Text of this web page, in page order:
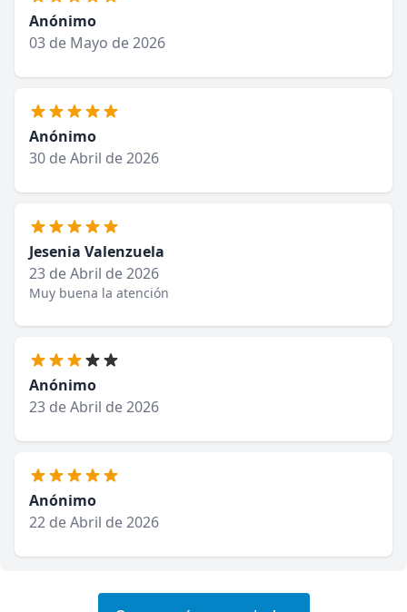
Anónimo
03 de Mayo de 2026
Anónimo
30 de Abril de 2026
Jesenia Valenzuela
23 de Abril de 2026
Muy buena la atención
Anónimo
23 de Abril de 2026
Anónimo
22 de Abril de 2026